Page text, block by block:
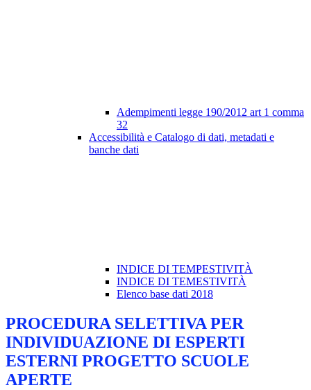
Adempimenti legge 190/2012 art 1 comma
32
Accessibilità e Catalogo di dati, metadati e
banche dati
INDICE DI TEMPESTIVITÀ
INDICE DI TEMESTIVITÀ
Elenco base dati 2018
PROCEDURA SELETTIVA PER
INDIVIDUAZIONE DI ESPERTI
ESTERNI PROGETTO SCUOLE
APERTE